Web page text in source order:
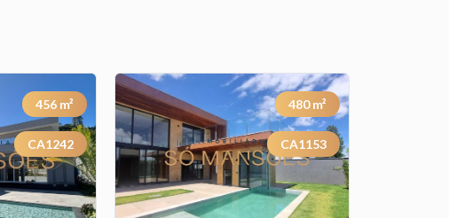
Next
456 m²
CA1242
Previous
480m²
CA1153
Previous